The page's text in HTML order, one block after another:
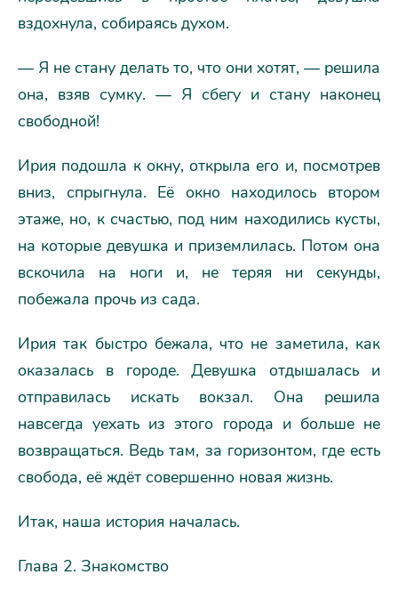
вздохнула, собираясь духом.
— Я не стану делать то, что они хотят, — решила
она, взяв сумку. — Я сбегу и стану наконец
свободной!
Ирия подошла к окну, открыла его и, посмотрев
вниз, спрыгнула. Её окно находилось втором
этаже, но, к счастью, под ним находились кусты,
на которые девушка и приземлилась. Потом она
вскочила на ноги и, не теряя ни секунды,
побежала прочь из сада.
Ирия так быстро бежала, что не заметила, как
оказалась в городе. Девушка отдышалась и
отправилась искать вокзал. Она решила
навсегда уехать из этого города и больше не
возвращаться. Ведь там, за горизонтом, где есть
свобода, её ждёт совершенно новая жизнь.
Итак, наша история началась.
Глава 2. Знакомство